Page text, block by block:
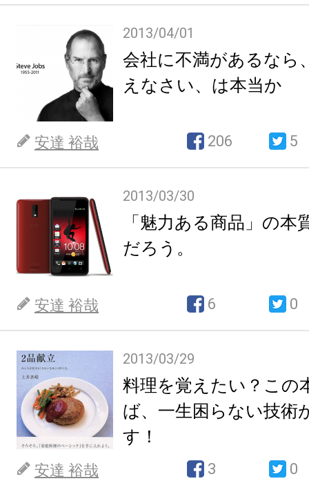
2013/04/01
会社に不満があるなら
えなさい、は本当か
安達 裕哉 206 5
2013/03/30
「魅力ある商品」の本
だろう。
安達 裕哉 6 0
2013/03/29
料理を覚えたい？この
ば、一生困らない技術
す！
安達 裕哉 3 0